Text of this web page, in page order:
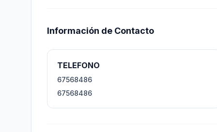
Información de Contacto
TELEFONO
67568486
67568486